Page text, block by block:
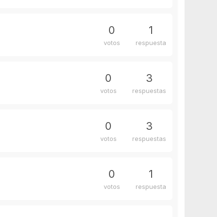
0
votos
1
respuesta
0
votos
3
respuestas
0
votos
3
respuestas
0
votos
1
respuesta